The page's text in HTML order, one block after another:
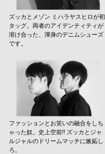
ズッカとメゾン ミハラヤスヒロが初
タッグ。両者のアイデンティティが
溶け合った、渾身のデニムシューズ
です。
ファッションとお笑いの融合をしち
ゃった奴。史上空前!! ズッカとジャ
ルジャルのドリームマッチに嫉妬し
ろ。